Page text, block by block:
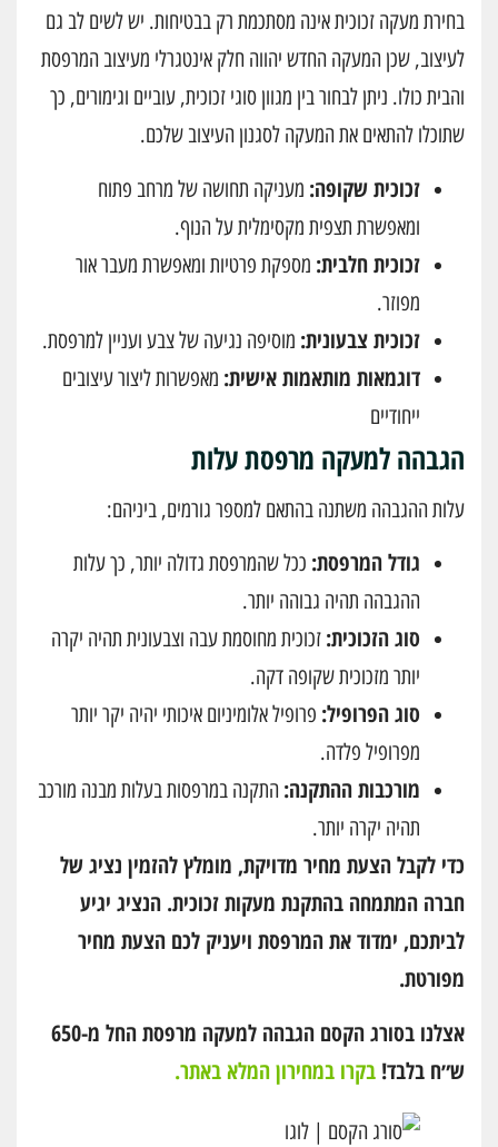
בחירת מעקה זכוכית אינה מסתכמת רק בבטיחות. יש לשים לב גם
לעיצוב, שכן המעקה החדש יהווה חלק אינטגרלי מעיצוב המרפסת
והבית כולו. ניתן לבחור בין מגוון סוגי זכוכית, עוביים וגימורים, כך
שתוכלו להתאים את המעקה לסגנון העיצוב שלכם.
זכוכית שקופה: מעניקה תחושה של מרחב פתוח
ומאפשרת תצפית מקסימלית על הנוף.
זכוכית חלבית: מספקת פרטיות ומאפשרת מעבר אור
מפוזר.
זכוכית צבעונית: מוסיפה נגיעה של צבע ועניין למרפסת.
דוגמאות מותאמות אישית: מאפשרות ליצור עיצובים
ייחודיים
הגבהה למעקה מרפסת עלות
עלות ההגבהה משתנה בהתאם למספר גורמים, ביניהם:
גודל המרפסת: ככל שהמרפסת גדולה יותר, כך עלות
ההגבהה תהיה גבוהה יותר.
סוג הזכוכית: זכוכית מחוסמת עבה וצבעונית תהיה יקרה
יותר מזכוכית שקופה דקה.
סוג הפרופיל: פרופיל אלומיניום איכותי יהיה יקר יותר
מפרופיל פלדה.
מורכבות ההתקנה: התקנה במרפסות בעלות מבנה מורכב
תהיה יקרה יותר.
כדי לקבל הצעת מחיר מדויקת, מומלץ להזמין נציג של
חברה המתמחה בהתקנת מעקות זכוכית. הנציג יגיע
לביתכם, ימדוד את המרפסת ויעניק לכם הצעת מחיר
מפורטת.
אצלנו בסורג הקסם הגבהה למעקה מרפסת החל מ-650
ש״ח בלבד! בקרו במחירון המלא באתר.